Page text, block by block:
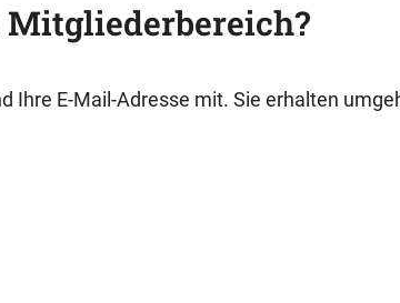
Ihre E-Mail-Adresse mit. Sie erhalten